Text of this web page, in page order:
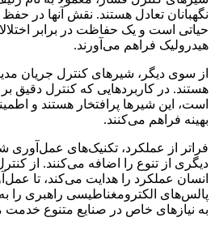
نگهبانان تعادل هستند. نقش آنها در
حیاتی است و یک حفاظت در برابر
هیدرولیک فراهم می‌آورند.
از سوی دیگر، شیرهای کنترل جریان
هستند. در کاربردهایی که کنترل دقیق
است، این شیرها پرافتخار هستند و
بهینه فراهم می‌کنند.
فراتر از عملکرد، تکنیک‌های عمل‌آوری
دیگری از تنوع را اضافه می‌کنند. از
انسان عملکرد را هدایت می‌کند، تا
پالس‌های الکترومغناطیسی راهبری را
به نیازهای خاص در صنایع متنوع خدمت